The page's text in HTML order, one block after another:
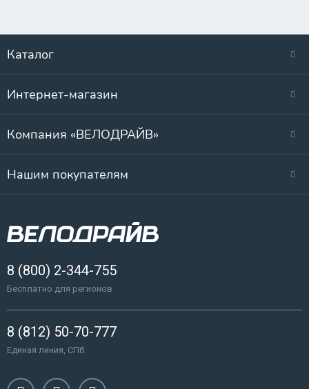
Каталог
Интернет-магазин
Компания «ВЕЛОДРАЙВ»
Нашим покупателям
8 (800) 2-344-755
Бесплатно для регионов
8 (812) 50-70-777
Единая линия, СПб.